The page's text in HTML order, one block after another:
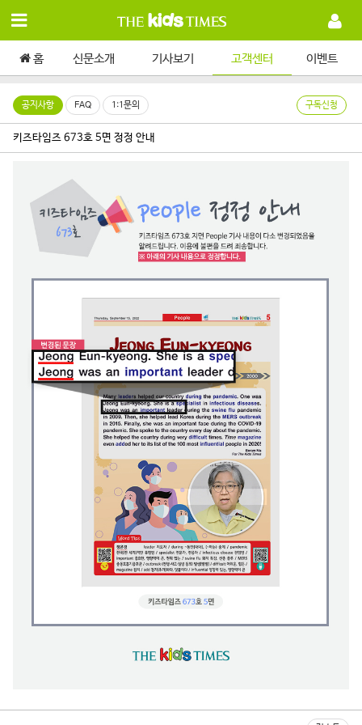
홈 신문소개 기사보기 고객센터 이벤트
공지사항 FAQ 1:1문의 구독신청
키즈타임즈 673호 5면 정정 안내